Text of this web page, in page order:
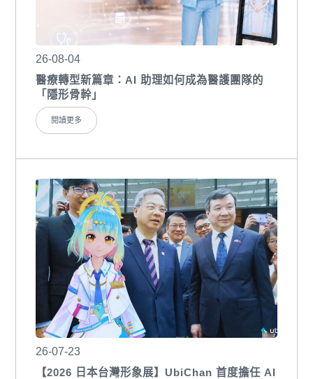
26-08-04
醫療轉型新篇章：AI 助理如何成為醫護團隊的
「隱形骨幹」
閱讀更多
26-07-23
【2026 日本台灣形象展】UbiChan 首度擔任 AI